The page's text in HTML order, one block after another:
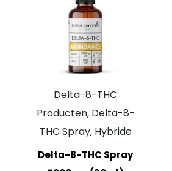
Delta-8-THC
Producten, Delta-8-
THC Spray, Hybride
Delta-8-THC Spray